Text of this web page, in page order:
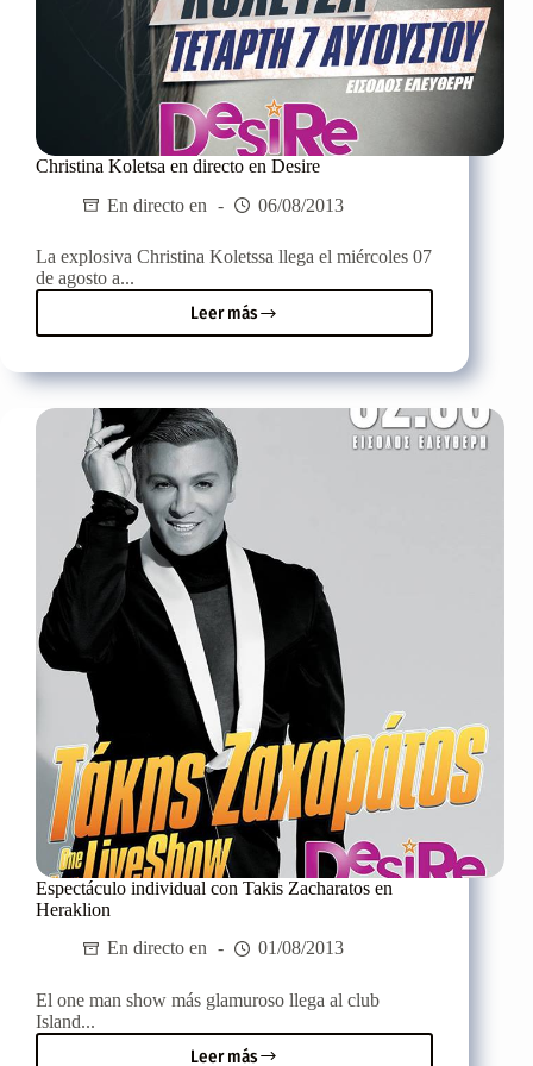
Christina Koletsa en directo en Desire
En directo en
06/08/2013
La explosiva Christina Koletssa llega el miércoles 07
de agosto a...
Leer másChristina
Koletsa
directo
en
Espectáculo individual con Takis Zacharatos en
Heraklion
En directo en
01/08/2013
El one man show más glamuroso llega al club
Island...
Leer más